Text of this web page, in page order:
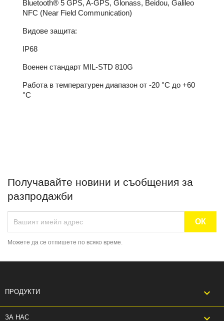
Получавайте новини и съобщения за
разпродажби
Можете да се отпишете по всяко време.
ПРОДУКТИ 
ЗА НАС 